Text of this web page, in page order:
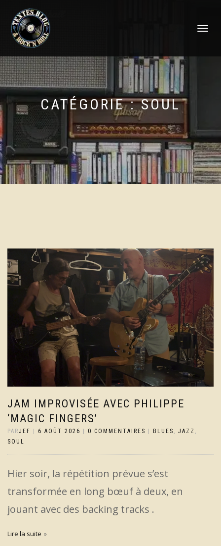
DÉPLIER
CATÉGORIE :SOUL
JAM IMPROVISÉE AVEC PHILIPPE
‘MAGIC FINGERS’
PARJEF | 6 AOÛT 2026 | 0 COMMENTAIRES | BLUES JAZZ
SOUL
Hier soir, la répétition prévue s’est
transformée en long bœuf à deux, en
jouant avec des backing tracks .
Lire la suite